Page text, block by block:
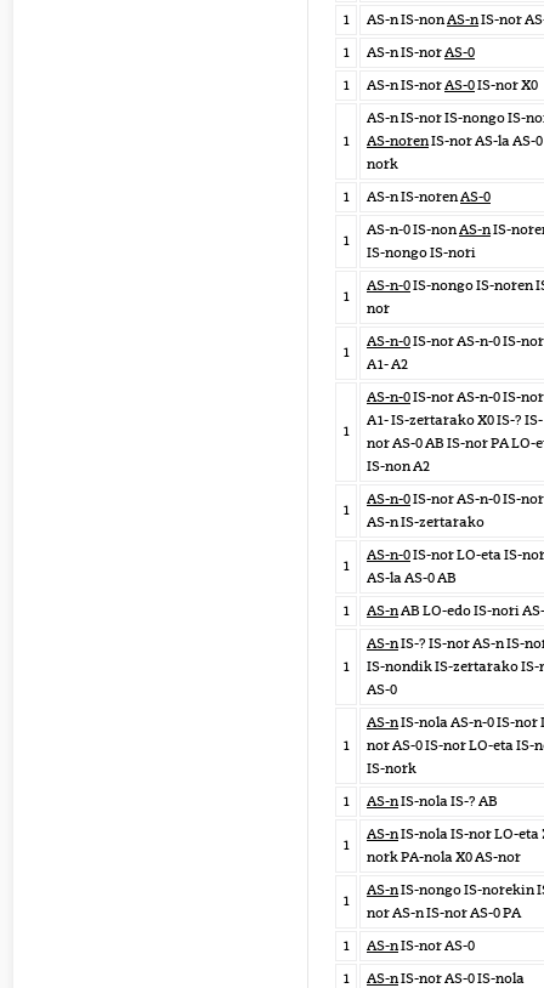
1
AS-n IS-nonAS-nIS-nor
1
AS-n IS-norAS-0
1
AS-n IS-norAS-0IS-nor X0
1
AS-n IS-nor IS-nongo IS-
AS-norenIS-nor AS-la AS-
nork
1
AS-n IS-norenAS-0
1
AS-n-0 IS-nonAS-nIS-
IS-nongo IS-nori
1
AS-n-0IS-nongo IS-noren
nor
1
AS-n-0IS-nor AS-n-0 IS-
A1- A2
1
AS-n-0IS-nor AS-n-0 IS-
A1- IS-zertarako X0 IS-? IS-
nor AS-0 AB IS-nor PA LO-
IS-non A2
1
AS-n-0IS-nor AS-n-0 IS-
AS-n IS-zertarako
1
AS-n-0IS-nor LO-eta IS-nor
AS-la AS-0 AB
1
AS-nAB LO-edo IS-nori
1
AS-nIS-? IS-nor AS-n IS-
IS-nondik IS-zertarako IS-
AS-0
1
AS-nIS-nola AS-n-0 IS-nor
nor AS-0 IS-nor LO-eta IS-
IS-nork
1
AS-nIS-nola IS-? AB
1
AS-nIS-nola IS-nor LO-eta
nork PA-nola X0 AS-nor
1
AS-nIS-nongo IS-norekin
nor AS-n IS-nor AS-0 PA
1
AS-nIS-nor AS-0
1
AS-nIS-nor AS-0 IS-nola